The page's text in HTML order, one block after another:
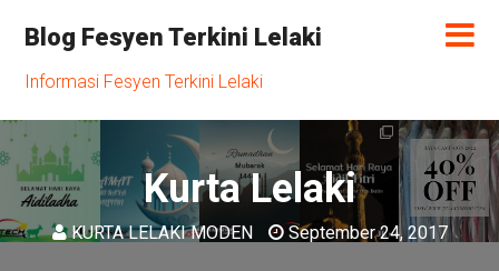
Blog Fesyen Terkini Lelaki
Informasi Fesyen Terkini Lelaki
Kurta Lelaki
KURTA LELAKI MODEN September 24, 2017